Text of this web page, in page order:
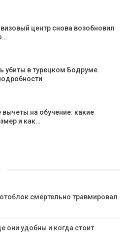
центр снова возобновил
убиты в турецком Бодруме.
на обучение: какие
и как…
смертельно травмировал
они удобны и когда стоит